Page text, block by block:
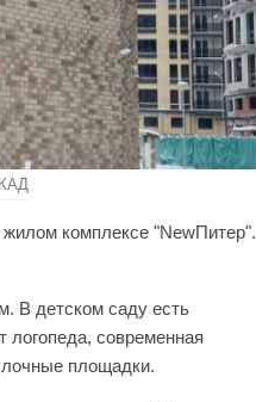
комплексе "NewПитер".
В детском саду есть
современная
площадки.